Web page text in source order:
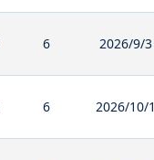
6 2026/9/3
6 2026/10/1